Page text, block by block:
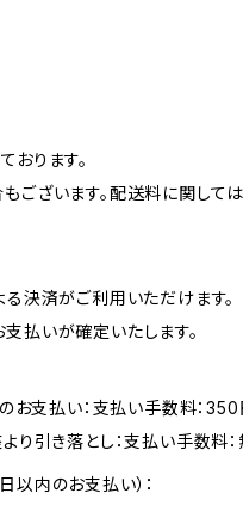
おります。
ございます。配送料に関して
る決済がご利用いただけます。
払いが確定いたします。
お支払い：支払い手数料：350
り引き落とし：支払い手数料
内のお支払い）：